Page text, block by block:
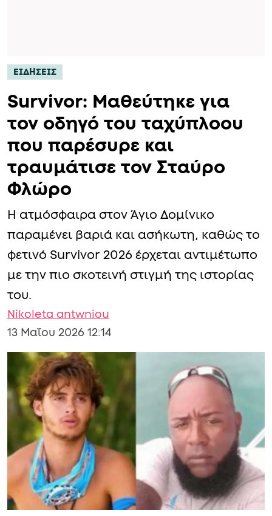
ΕΙΔΗΣΕΙΣ
Survivor: Μαθεύτηκε για
τον οδηγό του ταχύπλοου
που παρέσυρε και
τραυμάτισε τον Σταύρο
Φλώρο
Η ατμόσφαιρα στον Άγιο Δομίνικο
παραμένει βαριά και ασήκωτη, καθώς το
φετινό Survivor 2026 έρχεται αντιμέτωπο
με την πιο σκοτεινή στιγμή της ιστορίας
του.
Nikoleta antwniou
13 Μαΐου 2026 12:14